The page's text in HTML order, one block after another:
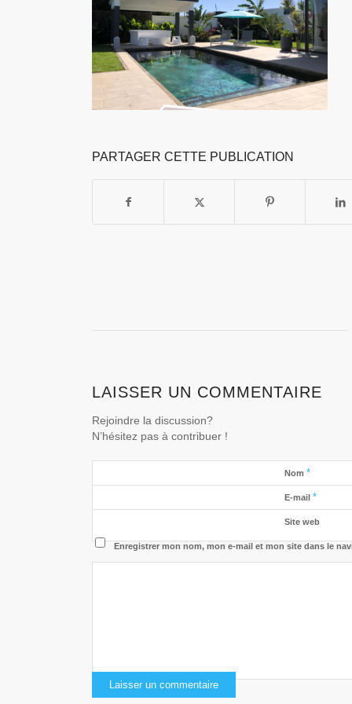
PARTAGER CETTE PUBLICATION
LAISSER UN COMMENTAIRE
Rejoindre la discussion?
N’hésitez pas à contribuer !
Nom*
E-mail*
Site web
Enregistrer mon nom, mon e-mail et mon site dans le